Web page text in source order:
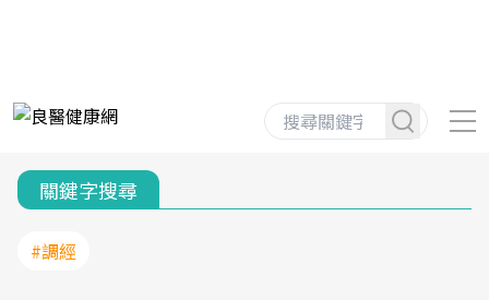
關鍵字搜尋
#調經